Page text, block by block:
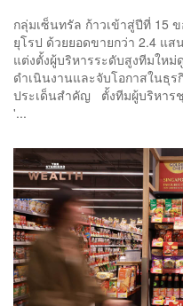
กลุ่มเซ็นทรัล ก้าวเข้าสู่ปีที่ 15
ยุโรป ด้วยยอดขายกว่า 2.4 แ
แต่งตั้งผู้บริหารระดับสูงทีมให
ดำเนินงานและจับโอกาสในธุร
ประเด็นสำคัญ ตั้งทีมผู้บริหารชุ
'...